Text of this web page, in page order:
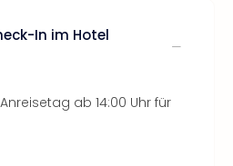
In im Hotel
ab 14:00 Uhr für